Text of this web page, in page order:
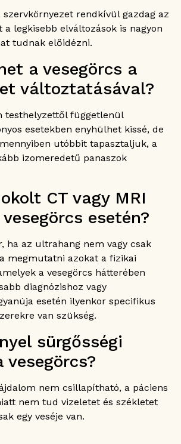
szervkörnyezet rendkívül gazdag az
a legkisebb elváltozások is nagyon
tudnak előidézni.
a vesegörcs a
változtatásával?
testhelyzettől függetlenül
esetekben enyhülhet kissé, de
utóbbit tapasztaljuk, a
izomeredetű panaszok
CT vagy MRI
esetén?
ha az ultrahang nem vagy csak
megmutatni azokat a fizikai
a vesegörcs hátterében
diagnózishoz vagy
esetén ilyenkor specifikus
van szükség.
sürgősségi
nem csillapítható, a páciens
nem tud vizeletet és székletet
egy veséje van.